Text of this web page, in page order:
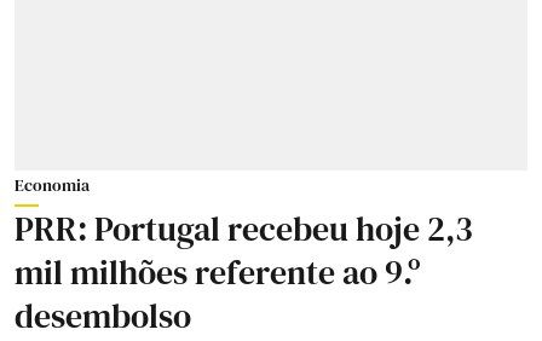
Economia
PRR: Portugal recebeu hoje 2,3
mil milhões referente ao 9.º
desembolso